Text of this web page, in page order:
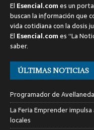
El Esencial.comes un
buscan la información que
vida cotidiana con la dosis
El Esencial.comes “La
saber.
ÚLTIMAS NOTICIAS
Programador de
La Feria Emprender
locales